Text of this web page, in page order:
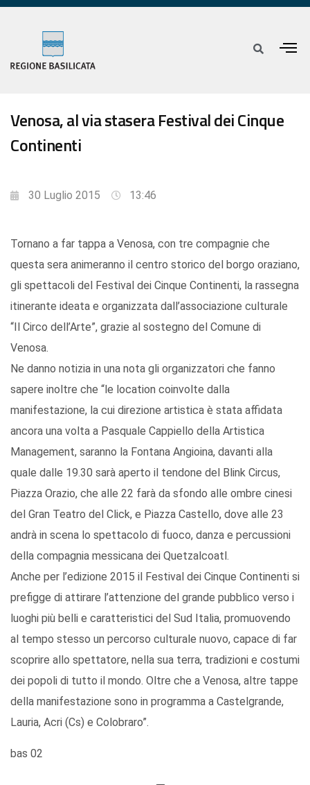
Venosa, al via stasera Festival dei Cinque
Continenti
30 Luglio 2015 13:46
Tornano a far tappa a Venosa, con tre compagnie che
questa sera animeranno il centro storico del borgo oraziano,
gli spettacoli del Festival dei Cinque Continenti, la rassegna
itinerante ideata e organizzata dall’associazione culturale
“Il Circo dell’Arte”, grazie al sostegno del Comune di
Venosa.
Ne danno notizia in una nota gli organizzatori che fanno
sapere inoltre che “le location coinvolte dalla
manifestazione, la cui direzione artistica è stata affidata
ancora una volta a Pasquale Cappiello della Artistica
Management, saranno la Fontana Angioina, davanti alla
quale dalle 19.30 sarà aperto il tendone del Blink Circus,
Piazza Orazio, che alle 22 farà da sfondo alle ombre cinesi
del Gran Teatro del Click, e Piazza Castello, dove alle 23
andrà in scena lo spettacolo di fuoco, danza e percussioni
della compagnia messicana dei Quetzalcoatl.
Anche per l’edizione 2015 il Festival dei Cinque Continenti si
prefigge di attirare l’attenzione del grande pubblico verso i
luoghi più belli e caratteristici del Sud Italia, promuovendo
al tempo stesso un percorso culturale nuovo, capace di far
scoprire allo spettatore, nella sua terra, tradizioni e costumi
dei popoli di tutto il mondo. Oltre che a Venosa, altre tappe
della manifestazione sono in programma a Castelgrande,
Lauria, Acri (Cs) e Colobraro”.
bas 02